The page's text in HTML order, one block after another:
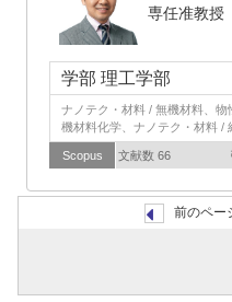
専任准教授
学部 理工学部
ナノテク・材料 / 無機材料、
機材料化学、ナノテク・材料 /
Scopus 文献数 66
前のペー